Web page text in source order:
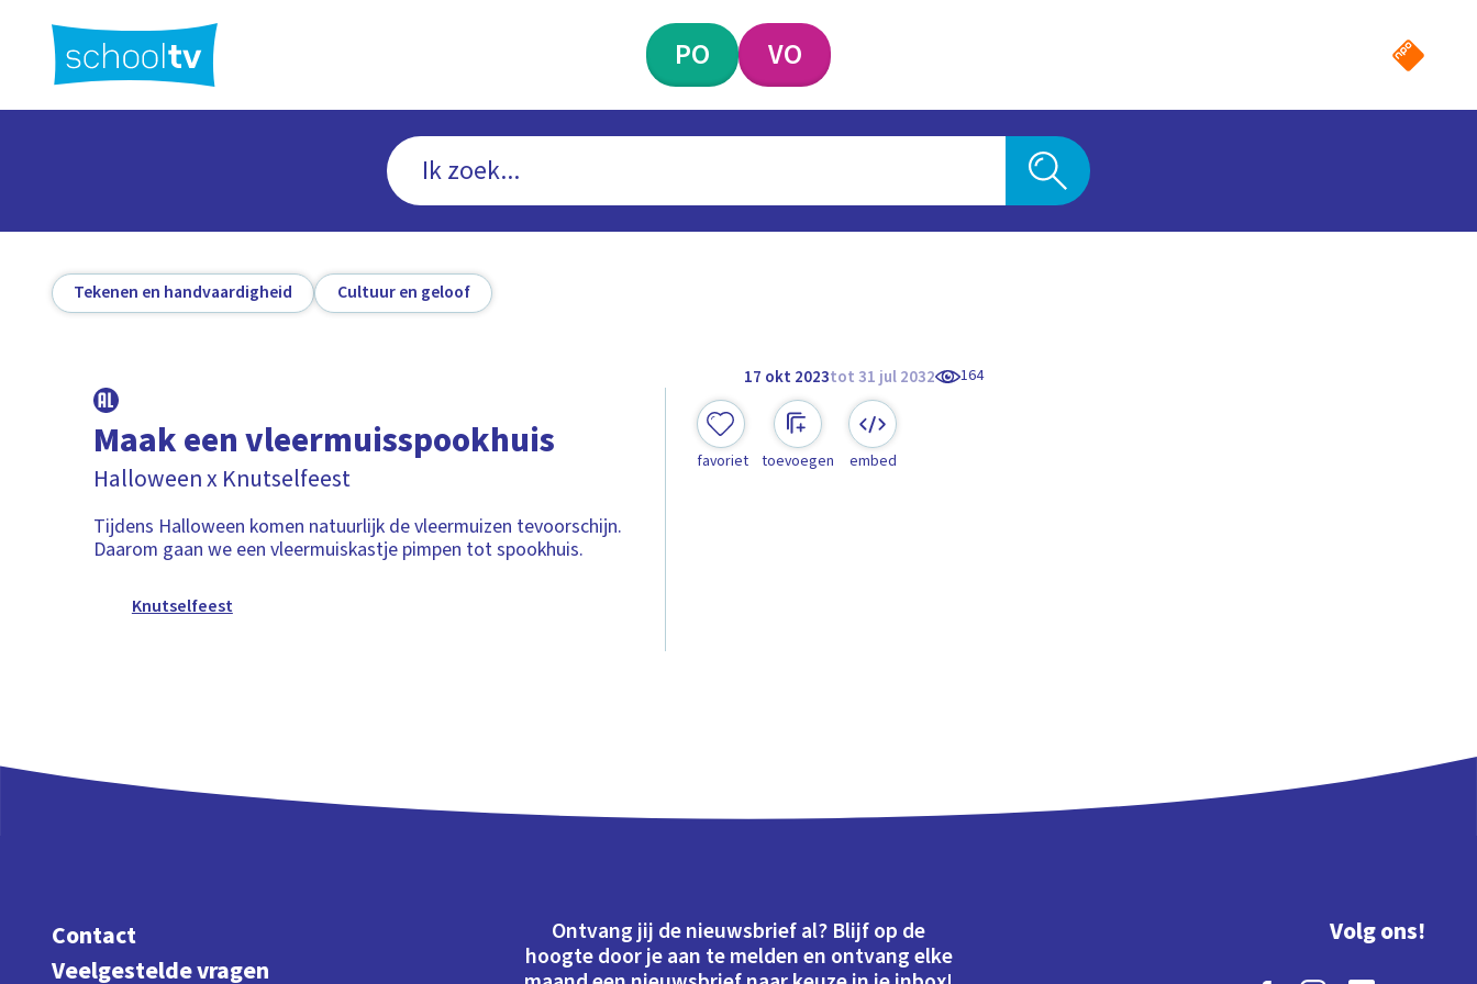
hoofdinhoud
PO VO
Tekenen en handvaardigheid Cultuur en geloof
17 okt 2023tot 31 jul 2032 164
Maak een vleermuisspookhuis
Halloween x Knutselfeest
Tijdens Halloween komen natuurlijk de vleermuizen tevoorschijn.
Daarom gaan we een vleermuiskastje pimpen tot spookhuis.
Knutselfeest
favoriet toevoegen embed
Contact
Veelgestelde vragen
Ontvang jij de nieuwsbrief al? Blijf op de
hoogte door je aan te melden en ontvang elke
Volg ons!